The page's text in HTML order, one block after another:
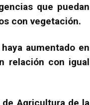
que puedan
con vegetación.
aumentado en
relación con igual
Agricultura de la